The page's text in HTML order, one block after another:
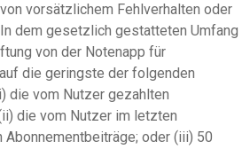
vorsätzlichem Fehlverhalten oder
dem gesetzlich gestatteten Umfang
von der Notenapp für
die geringste der folgenden
die vom Nutzer gezahlten
die vom Nutzer im letzten
Abonnementbeiträge; oder (iii) 50